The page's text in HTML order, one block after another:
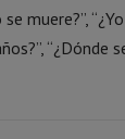
muere?”,
“¿Dónde